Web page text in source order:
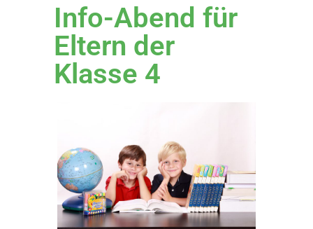
Info-Abend für
Eltern der
Klasse 4